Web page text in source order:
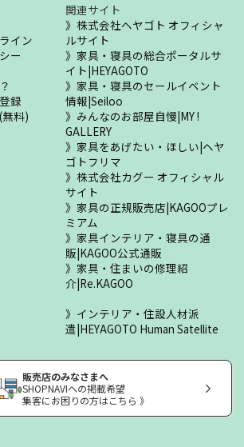
イン
ー
録
料)
関連サイト
株式会社ヘヤゴト オフィシャ
ルサイト
家具・寝具の総合ポータルサ
イト|HEYAGOTO
家具・寝具のセールイベント
情報|Seiloo
みんなのお部屋自慢|MY !
GALLERY
家具をあげたい・ほしい|ヘヤ
ゴトフリマ
株式会社カグー オフィシャル
サイト
家具の正規販売店|KAGOOプレ
ミアム
家具インテリア・寝具の通
販|KAGOO公式通販
家具・住まいの修理紹
介|Re.KAGOO
インテリア・住設人材派
遣|HEYAGOTO Human Satellite
販売店のみなさまへ
SHOPNAVIへの掲載希望
集客にお困りの方はこちら 》